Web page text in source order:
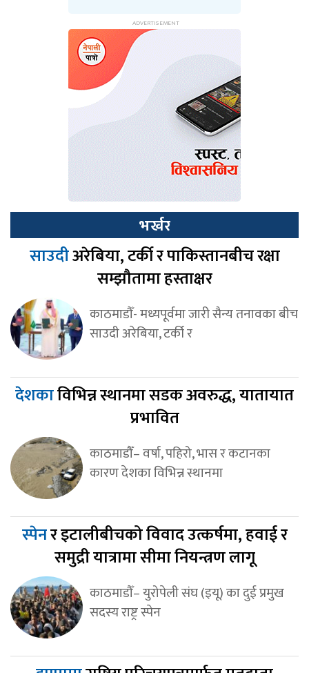
भर्खर
साउदीअरेबिया, टर्की र पाकिस्तानबीच रक्षा
सम्झौतामा हस्ताक्षर
काठमाडौँ- मध्यपूर्वमा जारी सैन्य तनावका बीच
साउदी अरेबिया, टर्की र
देशकाविभिन्न स्थानमा सडक अवरुद्ध, यातायात
प्रभावित
काठमाडौँ– वर्षा, पहिरो, भास र कटानका
कारण देशका विभिन्न स्थानमा
स्पेनर इटालीबीचको विवाद उत्कर्षमा, हवाई र
समुद्री यात्रामा सीमा नियन्त्रण लागू
काठमाडौँ– युरोपेली संघ (इयू) का दुई प्रमुख
सदस्य राष्ट्र स्पेन